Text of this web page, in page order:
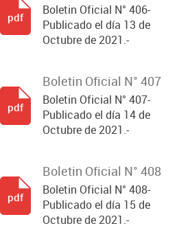
Boletin Oficial N° 406-
Publicado el día 13 de
Octubre de 2021.-
pdf
Boletin Oficial N° 407
Boletin Oficial N° 407-
Publicado el día 14 de
Octubre de 2021.-
pdf
Boletin Oficial N° 408
Boletin Oficial N° 408-
Publicado el día 15 de
Octubre de 2021.-
pdf